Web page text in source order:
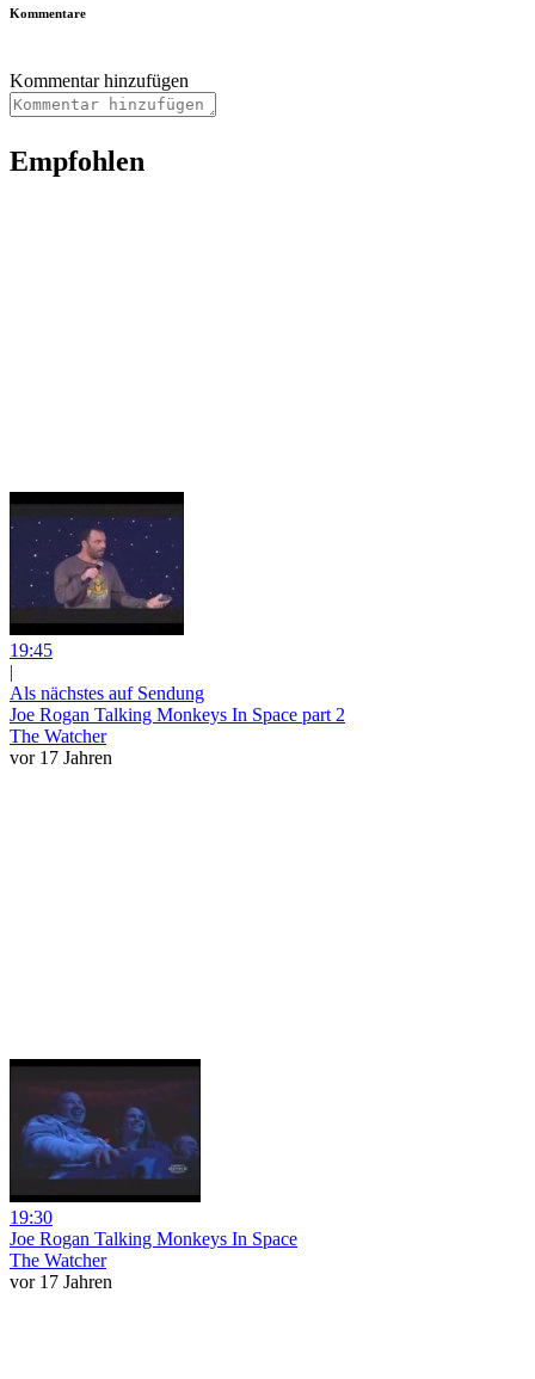
Kommentare
Kommentar hinzufügen
Empfohlen
19:45
|
Als nächstes auf Sendung
Joe Rogan Talking Monkeys In Space part 2
The Watcher
vor 17 Jahren
19:30
Joe Rogan Talking Monkeys In Space
The Watcher
vor 17 Jahren